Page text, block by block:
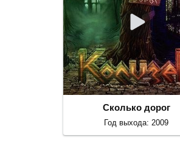
Сколько дорог
Год выхода: 2009